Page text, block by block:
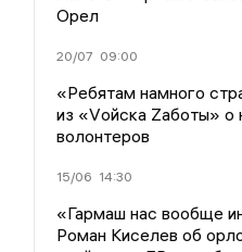
Орел
20/07 09:00
«Ребятам намного
из «Vойска Zаботы» о
волонтеров
15/06 14:30
«Гармаш нас вообще
Роман Киселев об